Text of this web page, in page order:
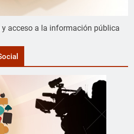
y acceso a la información pública